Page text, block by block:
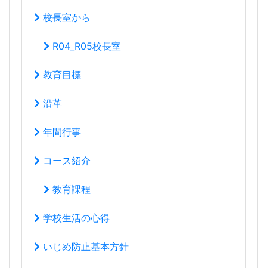
校長室から
R04_R05校長室
教育目標
沿革
年間行事
コース紹介
教育課程
学校生活の心得
いじめ防止基本方針